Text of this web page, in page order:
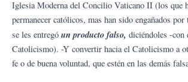
Iglesia Moderna del Concilio Vaticano II (los que
permanecer católicos, mas han sido engañados
se les entregó un producto falso, diciéndoles -con
Catolicismo). -Y convertir hacia el Catolicismo a
fe o de buena voluntad, que estén en las demás